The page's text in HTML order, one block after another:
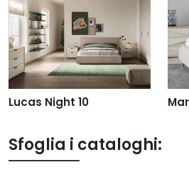
Lucas Night 10
Sfoglia i cataloghi: